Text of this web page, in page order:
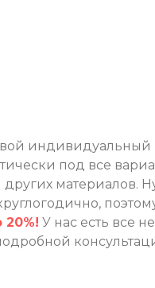
индивидуальный
под все
материалов.
20%! У нас есть все